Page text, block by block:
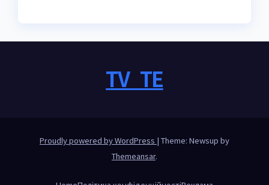
TV_TE
Proudly powered by WordPress | Theme: Newsup by
Themeansar.